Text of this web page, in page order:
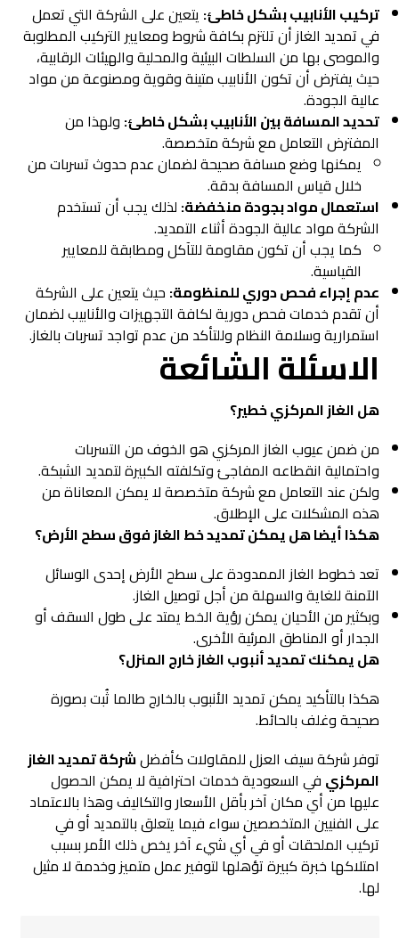
تركيب الأنابيب بشكل خاطئ: يتعين على الشركة التي تعمل
في تمديد الغاز أن تلتزم بكافة شروط ومعايير التركيب المطلوبة
والموصى بها من السلطات البيئية والمحلية والهيئات الرقابية،
حيث يفترض أن تكون الأنابيب متينة وقوية ومصنوعة من مواد
عالية الجودة.
تحديد المسافة بين الأنابيب بشكل خاطئ: ولهذا من
المفترض التعامل مع شركة متخصصة.
يمكنها وضع مسافة صحيحة لضمان عدم حدوث تسربات من
خلال قياس المسافة بدقة.
استعمال مواد بجودة منخفضة: لذلك يجب أن تستخدم
الشركة مواد عالية الجودة أثناء التمديد.
كما يجب أن تكون مقاومة للتآكل ومطابقة للمعايير
القياسية.
عدم إجراء فحص دوري للمنظومة: حيث يتعين على الشركة
أن تقدم خدمات فحص دورية لكافة التجهيزات والأنابيب لضمان
استمرارية وسلامة النظام وللتأكد من عدم تواجد تسربات بالغاز.
الاسئلة الشائعة
هل الغاز المركزي خطير؟
من ضمن عيوب الغاز المركزي هو الخوف من التسربات
واحتمالية انقطاعه المفاجئ وتكلفته الكبيرة لتمديد الشبكة.
ولكن عند التعامل مع شركة متخصصة لا يمكن المعاناة من
هذه المشكلات على الإطلاق.
هكذا أيضا هل يمكن تمديد خط الغاز فوق سطح الأرض؟
تعد خطوط الغاز الممدودة على سطح الأرض إحدى الوسائل
الآمنة للغاية والسهلة من أجل توصيل الغاز.
وبكثير من الأحيان يمكن رؤية الخط يمتد على طول السقف أو
الجدار أو المناطق المرئية الأخرى.
هل يمكنك تمديد أنبوب الغاز خارج المنزل؟
هكذا بالتأكيد يمكن تمديد الأنبوب بالخارج طالما ثُبت بصورة
صحيحة وغلف بالحائط.
توفر شركة سيف العزل للمقاولات كأفضلشركة تمديد الغاز
المركزي في السعودية خدمات احترافية لا يمكن الحصول
عليها من أي مكان آخر بأقل الأسعار والتكاليف وهذا بالاعتماد
على الفنيين المتخصصين سواء فيما يتعلق بالتمديد أو في
تركيب الملحقات أو في أي شيء آخر يخص ذلك الأمر بسبب
امتلاكها خبرة كبيرة تؤهلها لتوفير عمل متميز وخدمة لا مثيل
لها.